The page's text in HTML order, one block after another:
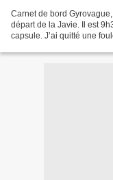
Carnet de bord
départ de la Javie. Il est
capsule. J’ai quitté une